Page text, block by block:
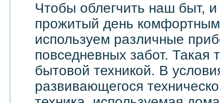
Чтобы облегчить наш быт,
прожитый день
используем различные
повседневных забот. Такая
бытовой техникой. В
развивающегося